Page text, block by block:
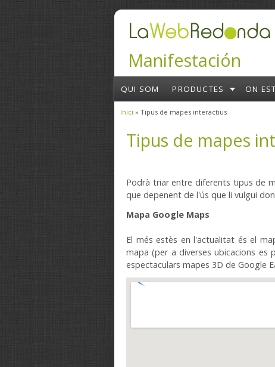
Manifestación
QUI SOM PRODUCTES ON
Inici » Tipus de mapes interactius
Tipus de mapes
Podrà triar entre diferents tipus de
que depenent de l'ús que li vulgui
Mapa Google Maps
El més estès en l'actualitat és el
mapa (per a diverses ubicacions es
espectaculars mapes 3D de Google